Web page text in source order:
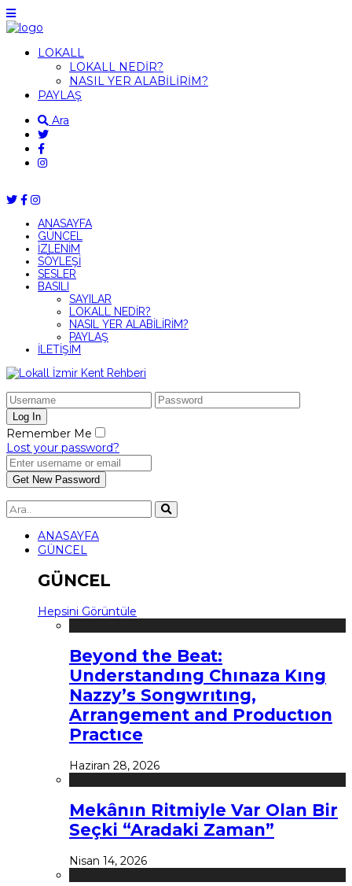
LOKALL
LOKALL NEDİR?
NASIL YER ALABİLİRİM?
PAYLAŞ
Ara
ANASAYFA
GÜNCEL
İZLENİM
SÖYLEŞİ
SESLER
BASILI
SAYILAR
LOKALL NEDİR?
NASIL YER ALABİLİRİM?
PAYLAŞ
İLETİŞİM
Remember Me
Lost your password?
ANASAYFA
GÜNCEL
GÜNCEL
Hepsini Görüntüle
Beyond the Beat:
Understandıng Chınaza Kıng
Nazzy’s Songwrıtıng,
Arrangement and Productıon
Practıce
Haziran 28, 2026
Mekânın Ritmiyle Var Olan Bir
Seçki “Aradaki Zaman”
Nisan 14, 2026